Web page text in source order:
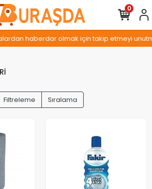
haberdar olmak için takip etmeyi
0
Filtreleme Sıralama